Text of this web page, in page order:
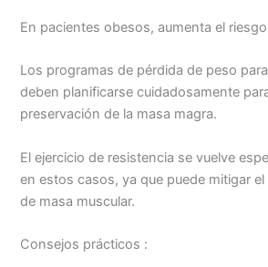
En pacientes obesos, aumenta el
Los programas de pérdida de peso
deben planificarse cuidadosamente
preservación de la masa magra.
El ejercicio de resistencia se vuelve
en estos casos, ya que puede mitigar
de masa muscular.
Consejos prácticos :